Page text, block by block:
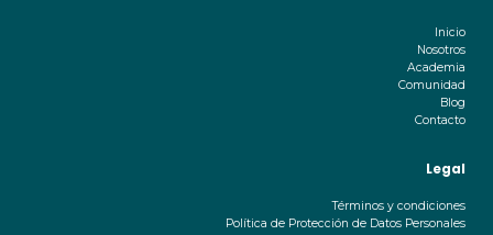
Inicio
Nosotros
Academia
Comunidad
Blog
Contacto
Legal
Términos y condiciones
Política de Protección de Datos Personales